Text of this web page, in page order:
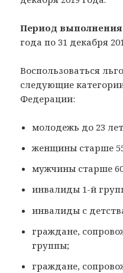
Период выполнения
года по 31 декабря
Воспользоваться
следующие
Федерации:
молодежь до 23
женщины старше
мужчины старше
инвалиды 1-й
инвалиды с
граждане,
группы;
граждане,